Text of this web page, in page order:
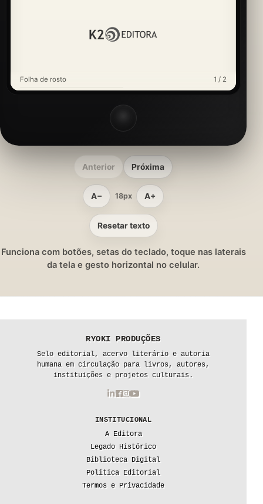
Folha de rosto 1 / 2
Anterior Próxima
A− 18px A+
Resetar texto
Funciona com botões, setas do teclado, toque nas laterais
da tela e gesto horizontal no celular.
RYOKI PRODUÇÕES
Selo editorial, acervo literário e autoria
humana em circulação para livros, autores,
instituições e projetos culturais.
INSTITUCIONAL
A Editora
Legado Histórico
Biblioteca Digital
Política Editorial
Termos e Privacidade